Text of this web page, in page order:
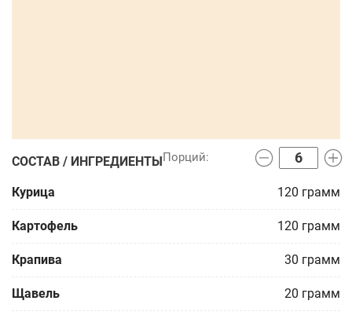
СОСТАВ / ИНГРЕДИЕНТЫ
Курица 120 грамм
Картофель 120 грамм
Крапива 30 грамм
Щавель 20 грамм